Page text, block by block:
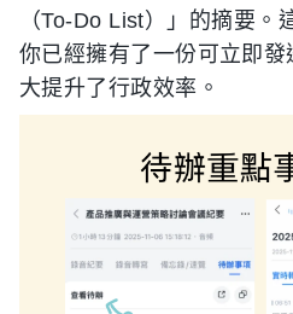
（To-Do List）」的摘要。
你已經擁有了一份可立即
大提升了行政效率。